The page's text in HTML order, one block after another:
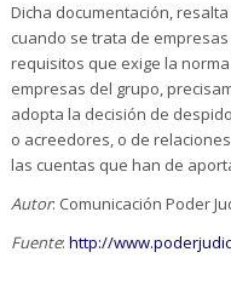
Dicha documentación,
cuando se trata de
requisitos que exige la
empresas del grupo,
adopta la decisión de
o acreedores, o de
las cuentas que han de
Autor: Comunicación Poder
Fuente:http://